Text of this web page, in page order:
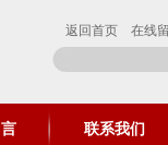
返回首页 在线
联系我们